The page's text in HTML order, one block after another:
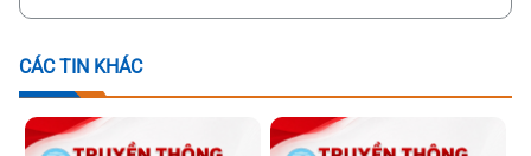
CÁC TIN KHÁC